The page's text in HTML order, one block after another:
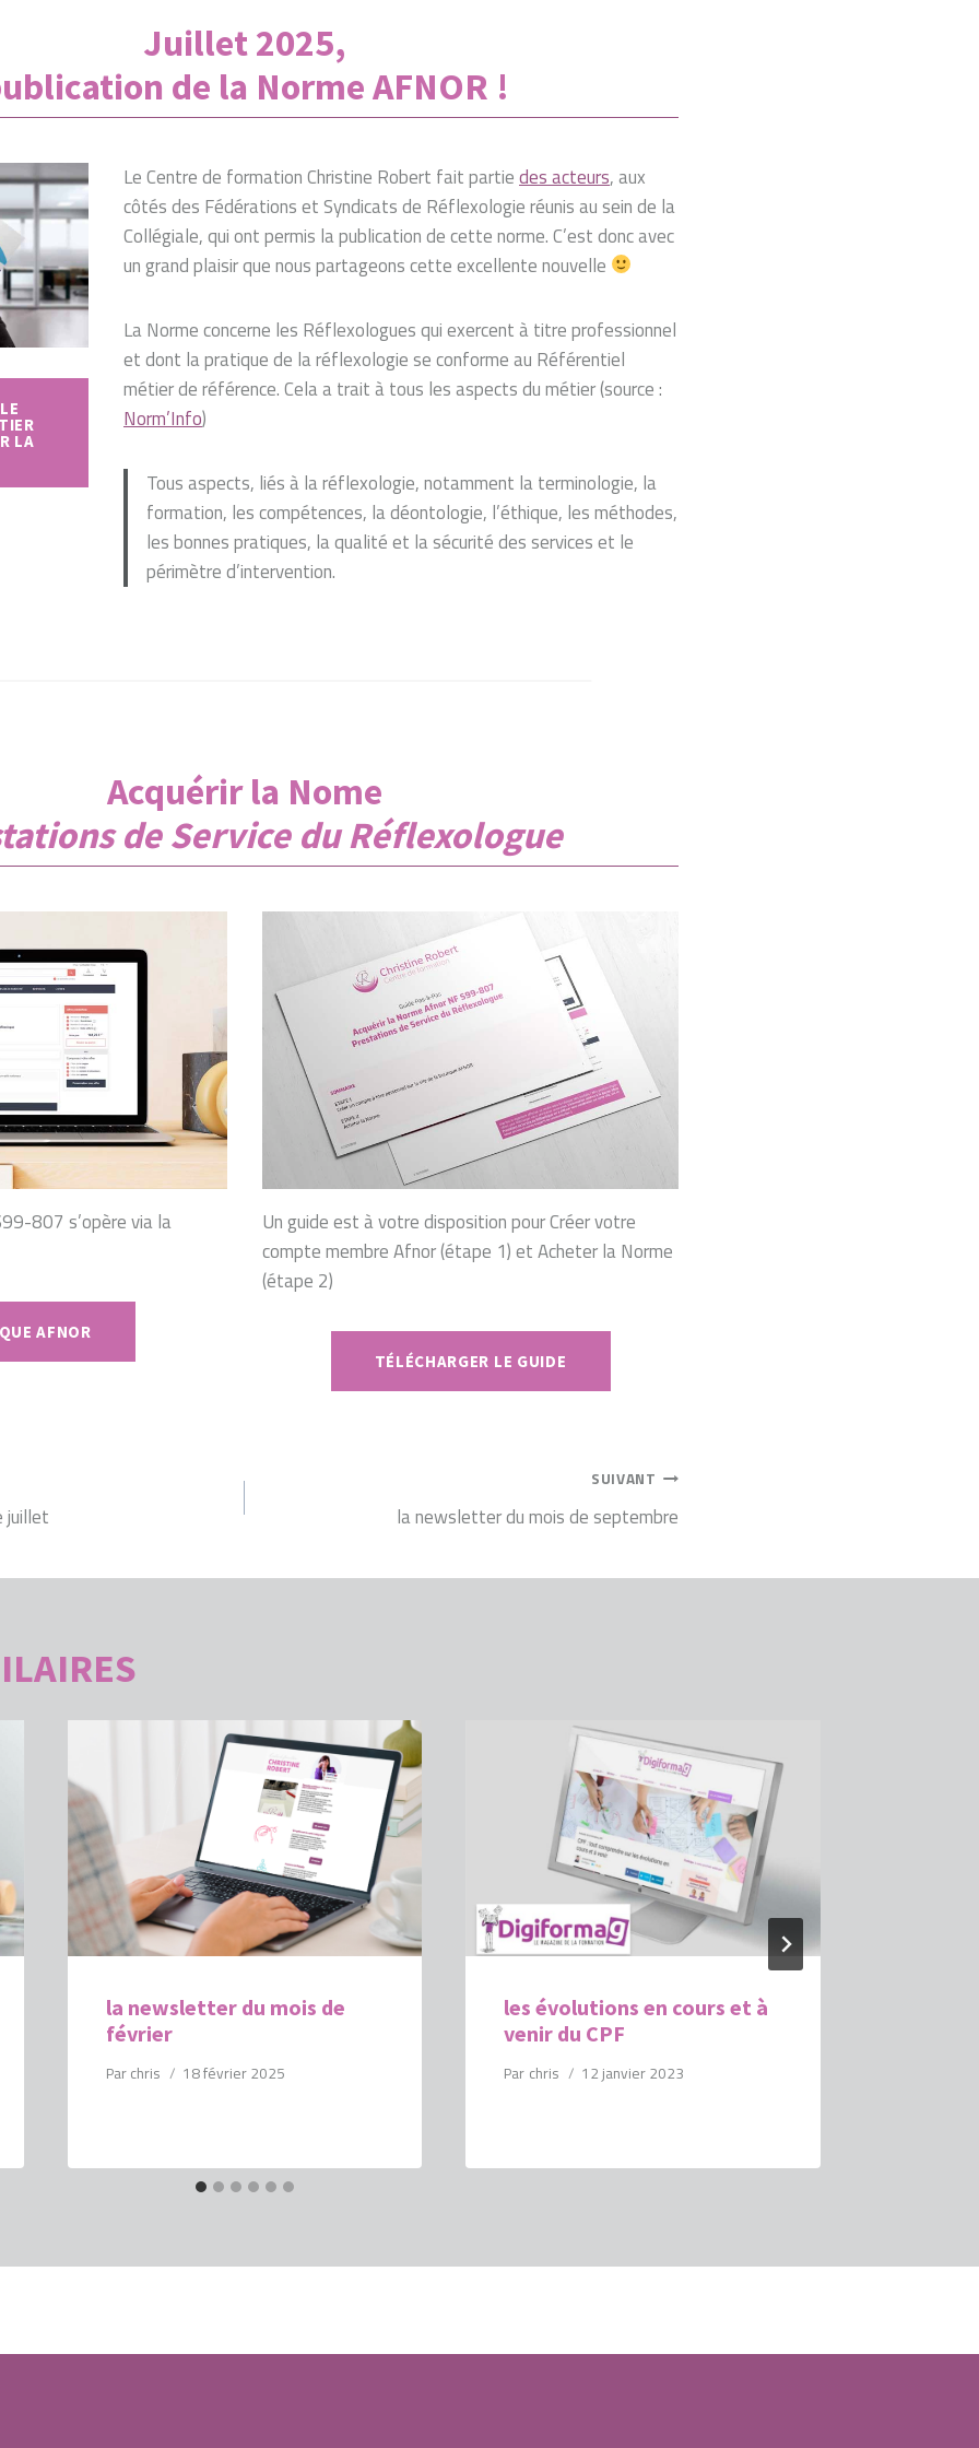
Juillet 2025,
de la Norme AFNOR !
LA
Le Centre de formation Christine Robert fait partiedes acteurs, aux
côtés des Fédérations et Syndicats de Réflexologie réunis au sein de la
Collégiale, qui ont permis la publication de cette norme. C’est donc avec
un grand plaisir que nous partageons cette excellente nouvelle
La Norme concerne les Réflexologues qui exercent à titre professionnel
et dont la pratique de la réflexologie se conforme au Référentiel
métier de référence. Cela a trait à tous les aspects du métier (source :
Norm’Info)
Tous aspects, liés à la réflexologie, notamment la terminologie, la
formation, les compétences, la déontologie, l’éthique, les méthodes,
les bonnes pratiques, la qualité et la sécurité des services et le
périmètre d’intervention.
Acquérir la Nome
de Service du Réflexologue
807 s’opère via la
AFNOR
Un guide est à votre disposition pour Créer votre
compte membre Afnor (étape 1) et Acheter la Norme
(étape 2)
TÉLÉCHARGER LE GUIDE
juillet
SUIVANT
la newsletter du mois de septembre
la newsletter du mois de
février
Par chris 18 février 2025
les évolutions en cours et à
venir du CPF
Par chris 12 janvier 2023